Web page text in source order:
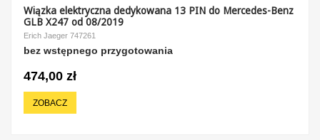
Wiązka elektryczna dedykowana 13 PIN do Mercedes-Benz
GLB X247 od 08/2019
Erich Jaeger 747261
bez wstępnego przygotowania
474,00 zł
ZOBACZ